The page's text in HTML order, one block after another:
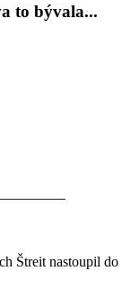
to bývala...
Štreit nastoupil do